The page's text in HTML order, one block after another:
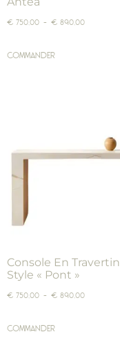
€ 750,00 – € 890,00
COMMANDER
Console En Travertin
Style « Pont »
€ 750,00 – € 890,00
COMMANDER